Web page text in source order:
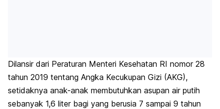
Dilansir dari Peraturan Menteri Kesehatan RI nomor 28
tahun 2019 tentang Angka Kecukupan Gizi (AKG),
setidaknya anak-anak membutuhkan asupan air putih
sebanyak 1,6 liter bagi yang berusia 7 sampai 9 tahun